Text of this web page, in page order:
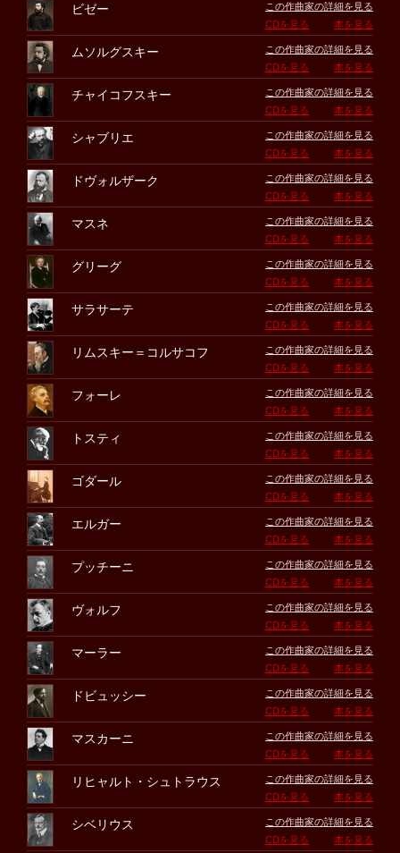
ビゼー
この作曲家の詳細を見る
CDを見る
本を見る
ムソルグスキー
この作曲家の詳細を見る
CDを見る
本を見る
チャイコフスキー
この作曲家の詳細を見る
CDを見る
本を見る
シャブリエ
この作曲家の詳細を見る
CDを見る
本を見る
ドヴォルザーク
この作曲家の詳細を見る
CDを見る
本を見る
マスネ
この作曲家の詳細を見る
CDを見る
本を見る
グリーグ
この作曲家の詳細を見る
CDを見る
本を見る
サラサーテ
この作曲家の詳細を見る
CDを見る
本を見る
リムスキー＝コルサコフ
この作曲家の詳細を見る
CDを見る
本を見る
フォーレ
この作曲家の詳細を見る
CDを見る
本を見る
トスティ
この作曲家の詳細を見る
CDを見る
本を見る
ゴダール
この作曲家の詳細を見る
CDを見る
本を見る
エルガー
この作曲家の詳細を見る
CDを見る
本を見る
プッチーニ
この作曲家の詳細を見る
CDを見る
本を見る
ヴォルフ
この作曲家の詳細を見る
CDを見る
本を見る
マーラー
この作曲家の詳細を見る
CDを見る
本を見る
ドビュッシー
この作曲家の詳細を見る
CDを見る
本を見る
マスカーニ
この作曲家の詳細を見る
CDを見る
本を見る
リヒャルト・シュトラウス
この作曲家の詳細を見る
CDを見る
本を見る
シベリウス
この作曲家の詳細を見る
CDを見る
本を見る